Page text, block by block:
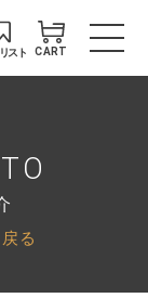
スト CART
る